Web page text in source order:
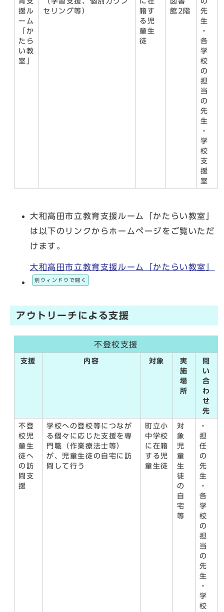
援ル
ーム
「か
たら
い教
室」
セリング等）
籍す
る児
童生
徒
館2階
先
生
・
各
学
校
の
担
当
の
先
生
・
学
校
支
援
室
大和高田市立教育支援ルーム「かたらい教室」
は以下のリンクからホームページをご覧いただ
けます。
大和高田市立教育支援ルーム「かたらい教室」
別ウィンドウで開く
アウトリーチによる支援
不登校支援
支援 内容 対象
実
施
場
所
問
い
合
わ
せ
先
不登
校児
童生
徒へ
の訪
問支
援
学校への登校等につなが
る個々に応じた支援を専
門職（作業療法士等）
が、児童生徒の自宅に訪
問して行う
町立小
中学校
に在籍
する児
童生徒
対
象
児
童
生
徒
の
自
宅
等
・
担
任
の
先
生
・
各
学
校
の
担
当
の
先
生
・
学
校